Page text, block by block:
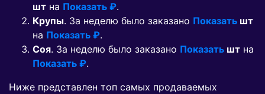
шт на Показать ₽.
Крупы. За неделю было заказано Показать шт
на Показать ₽.
Соя. За неделю было заказано Показать шт на
Показать ₽.
Ниже представлен топ самых продаваемых